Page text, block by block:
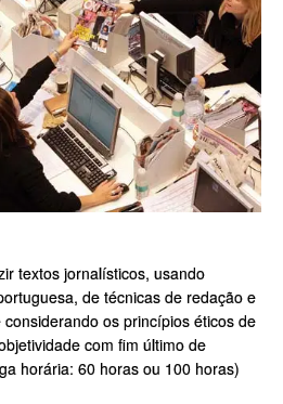
textos jornalísticos, usando
de técnicas de redação e
os princípios éticos de
com fim último de
horária: 60 horas ou 100 horas)